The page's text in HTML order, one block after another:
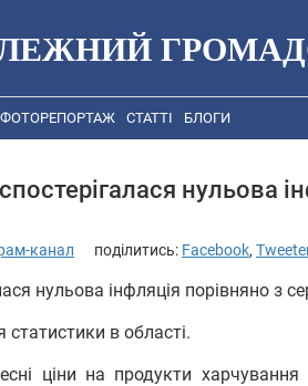
ФОТОРЕПОРТАЖ СТАТТІ БЛОГИ
нульова
канал поділитись: Facebook,
нульова інфляція порівняно з
в області.
ціни на продукти харчування